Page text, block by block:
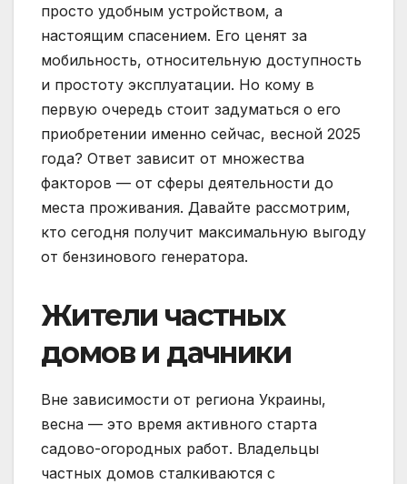
просто удобным устройством, а
настоящим спасением. Его ценят за
мобильность, относительную доступность
и простоту эксплуатации. Но кому в
первую очередь стоит задуматься о его
приобретении именно сейчас, весной 2025
года? Ответ зависит от множества
факторов — от сферы деятельности до
места проживания. Давайте рассмотрим,
кто сегодня получит максимальную выгоду
от бензинового генератора.
Жители частных
домов и дачники
Вне зависимости от региона Украины,
весна — это время активного старта
садово-огородных работ. Владельцы
частных домов сталкиваются с